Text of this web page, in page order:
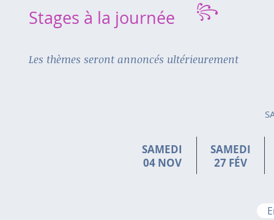
Stages à la journée ꧂
Les thèmes seront annoncés ultérieurement
SAMEDI
04 NOV
SAMEDI
27 FÉV